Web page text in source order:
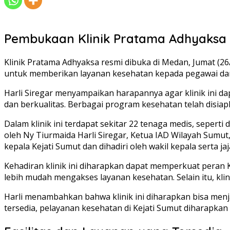
Pembukaan Klinik Pratama
Klinik Pratama Adhyaksa resmi dibuka di Medan, Jumat
untuk memberikan layanan kesehatan kepada pegawai
Harli Siregar menyampaikan harapannya agar klinik ini
dan berkualitas. Berbagai program kesehatan telah
Dalam klinik ini terdapat sekitar 22 tenaga medis,
oleh Ny Tiurmaida Harli Siregar, Ketua IAD Wilayah
kepala Kejati Sumut dan dihadiri oleh wakil kepala serta
Kehadiran klinik ini diharapkan dapat memperkuat
lebih mudah mengakses layanan kesehatan. Selain itu,
Harli menambahkan bahwa klinik ini diharapkan bisa
tersedia, pelayanan kesehatan di Kejati Sumut